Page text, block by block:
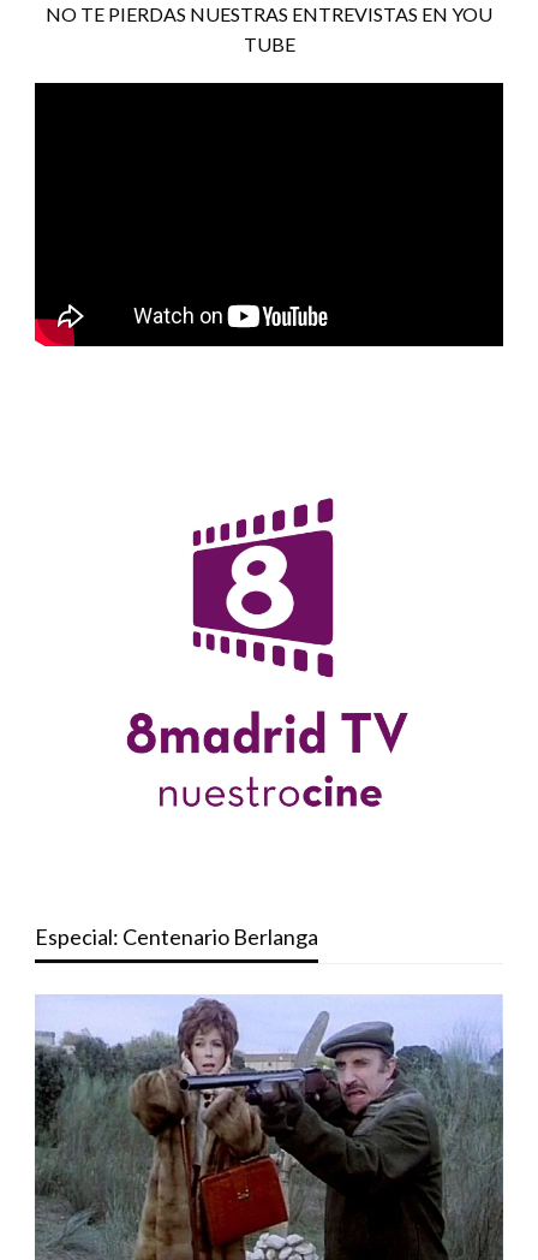
NO TE PIERDAS NUESTRAS ENTREVISTAS EN YOU
TUBE
Especial: Centenario Berlanga